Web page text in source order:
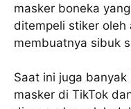
masker boneka
ditempeli stiker oleh
membuatnya sibuk
Saat ini juga
masker di TikTok